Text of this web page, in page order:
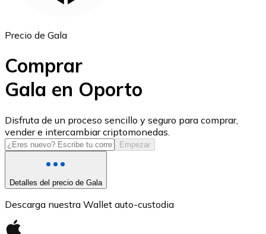
USD Coin
USDC
Precio de Gala
Comprar
Gala en Oporto
Disfruta de un proceso sencillo y seguro para comprar,
vender e intercambiar criptomonedas.
Empezar
Detalles del precio de Gala
Descarga nuestra Wallet auto-custodia